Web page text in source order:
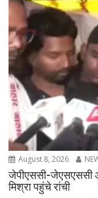
August 8, 2026
जेपीएससी-जेएसएससी
मिश्रा पहुंचे रांची